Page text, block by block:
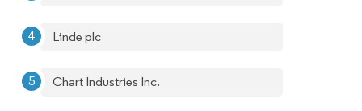
Linde plc
Chart Industries Inc.